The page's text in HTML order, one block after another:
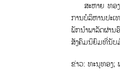
ສະຫາຍ ທອງ
ການບໍລິຫານປະເ
ພັກນໍາພາລັດຜ່ານ
ສັງຄົມນິຍົມທີ່ນັບ
ຂ່າວ: ທະນູທອງ;